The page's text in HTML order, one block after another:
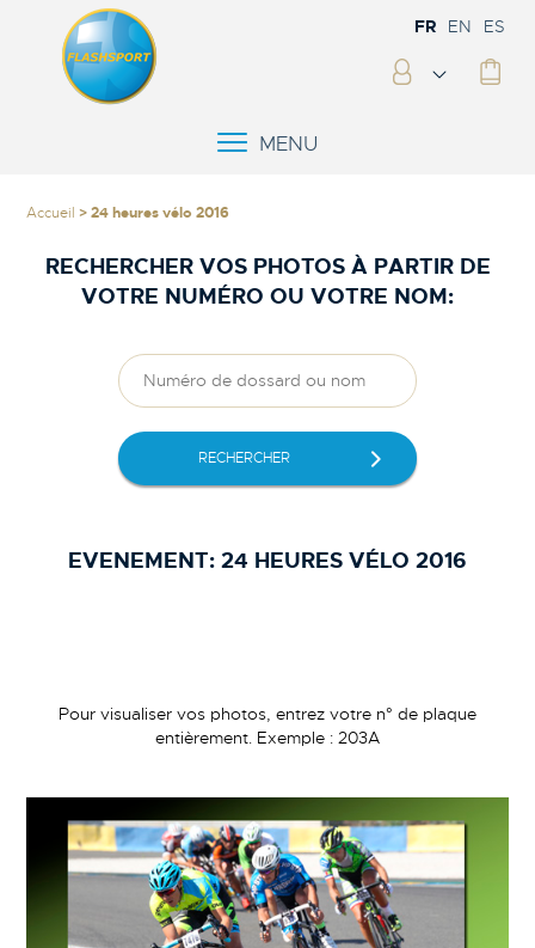
FR EN ES
MENU
Accueil > 24 heures vélo 2016
RECHERCHER VOS PHOTOS À PARTIR DE
VOTRE NUMÉRO OU VOTRE NOM:
RECHERCHER
EVENEMENT: 24 HEURES VÉLO 2016
Pour visualiser vos photos, entrez votre n° de plaque
entièrement. Exemple : 203A